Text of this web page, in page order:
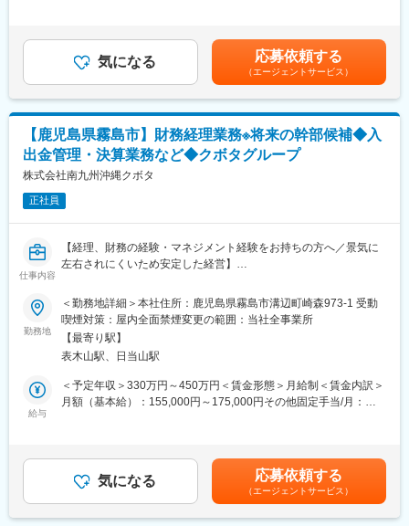
■当社の社風・魅力について：
◆生活者視点を大切にした商品開発
現場やお客様の声を起点に、仮説検証と改良を素早く重ねる風土
がございます。失敗を次の挑戦につなげる文化が根付いていま
す。
◆小さく始め、大きく育てる経営スタイル
内製化と柔軟な投資判断により新たな市場を創出。若手社員にも
早期から裁量ある仕事をお任せしています。
◆実力を正当に評価する人材育成環境
変更の範囲：会社の定める業務
■業務内容:
対応いただきます。
（2）現場管理
現場で施工管理を実施いただき、計画通りに進行しているか確認
します。
（3）材料発注・協力業者手配
受注案件ごとに在庫管理・物流部門と連携し、社内で商品の手配
を行います。協力業者への発注・調整も担当いただきます。
（4）技術的支援と現場での問題解決
施工作業中に発生する製品不具合などについて社内の関係各所と
連携して対応します。また、協力業者への施工指示・教育なども
（5）書類作成
工事開始前の安全書類、工事後の竣工書類などの作成を行いま
す。
見積書、施工計画書や工事完了報告書など設計図面以外の図面関
■出張に関して：
■当社の社風・魅力について：
・生活者視点を大切にした商品開発
プを実施しています。賃金はあくまでも目安の金額であり、選考
を通じて上下する可能性があります。月給(月額)は固定手当を含め
た表記です。
気になる 応募依頼する
（エージェントサービス）
【鹿児島県霧島市】財務経理業務※将来の幹部候補◆入
出金管理・決算業務など◆クボタグループ
株式会社南九州沖縄クボタ
正社員
仕事内容
【経理、財務の経験・マネジメント経験をお持ちの方へ／景気に
左右されにくいため安定した経営】
■募集背景
クボタグループの一員として、コンプライアンス遵守、健全な事
業運営が求められ、ガバナンス強化に努めるため。また経理、決
算、税務申告業務等の強化のため人員を募集します。
■具体的な業務
・入出金管理、日々の経理会計業務
※将来的には管理部の業務を広く経験します
勤務地
＜勤務地詳細＞本社住所：鹿児島県霧島市溝辺町崎森973-1 受動
喫煙対策：屋内全面禁煙変更の範囲：当社全事業所
【最寄り駅】
表木山駅、日当山駅
給与
＜予定年収＞330万円～450万円＜賃金形態＞月給制＜賃金内訳＞
月額（基本給）：155,000円～175,000円その他固定手当/月：
無＞有＜残業手当＞有＜給与補足＞【賞与】年2回（勤続年数・役
職・業績等により変動あり）【月給】25万円～35万円（※20時間
のみなし残業代、調整手当、業務手当含む）【昇給】年1回（4
月）調整手当：35,000～60,000円業務手当：35,000～80,000円賃
気になる 応募依頼する
（エージェントサービス）